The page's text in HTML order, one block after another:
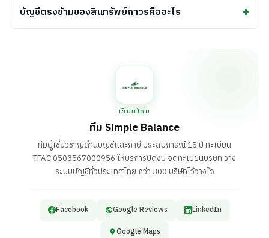
ขาดทุนจากการจำหน่ายสินทรัพย์ การเก็บสินทรัพย์ที่ไม่ได้ใช้ไว้ใน
บัญชีตรงข้ามของสินทรัพย์ถาวรคืออะไร
เดิม ทำให้เห็นทั้งราคาที่ซื้อมาและค่าเสื่อมที่สะสมมาตลอดอายุการ
เขียนโดย
ทีม Simple Balance
ทีมผู้เชี่ยวชาญด้านบัญชีและภาษี ประสบการณ์ 15 ปี ทะเบียน
TFAC 0503567000956 ให้บริการปิดงบ จดทะเบียนบริษัท วาง
ระบบบัญชีทั่วประเทศไทย กว่า 300 บริษัทไว้วางใจ
Facebook Google Reviews
LinkedIn
Google Maps